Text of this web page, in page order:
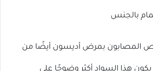
بالجنس
المصابون بمرض أديسون أيضًا من
هذا السواد أكثر وضوحًا على